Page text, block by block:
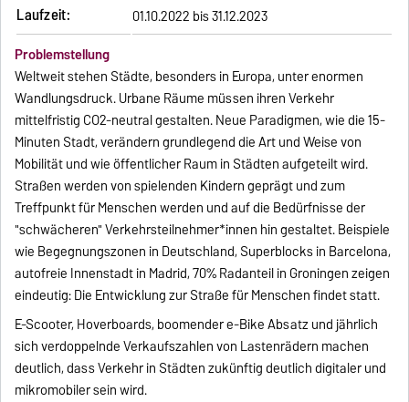
Laufzeit:
01.10.2022 bis 31.12.2023
Problemstellung
Weltweit stehen Städte, besonders in Europa, unter enormen
Wandlungsdruck. Urbane Räume müssen ihren Verkehr
mittelfristig CO2-neutral gestalten. Neue Paradigmen, wie die 15-
Minuten Stadt, verändern grundlegend die Art und Weise von
Mobilität und wie öffentlicher Raum in Städten aufgeteilt wird.
Straßen werden von spielenden Kindern geprägt und zum
Treffpunkt für Menschen werden und auf die Bedürfnisse der
"schwächeren" Verkehrsteilnehmer*innen hin gestaltet. Beispiele
wie Begegnungszonen in Deutschland, Superblocks in Barcelona,
autofreie Innenstadt in Madrid, 70% Radanteil in Groningen zeigen
eindeutig: Die Entwicklung zur Straße für Menschen findet statt.
E-Scooter, Hoverboards, boomender e-Bike Absatz und jährlich
sich verdoppelnde Verkaufszahlen von Lastenrädern machen
deutlich, dass Verkehr in Städten zukünftig deutlich digitaler und
mikromobiler sein wird.